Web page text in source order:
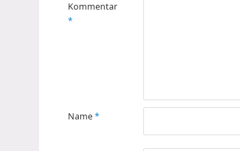
Kommentar
*
Name*